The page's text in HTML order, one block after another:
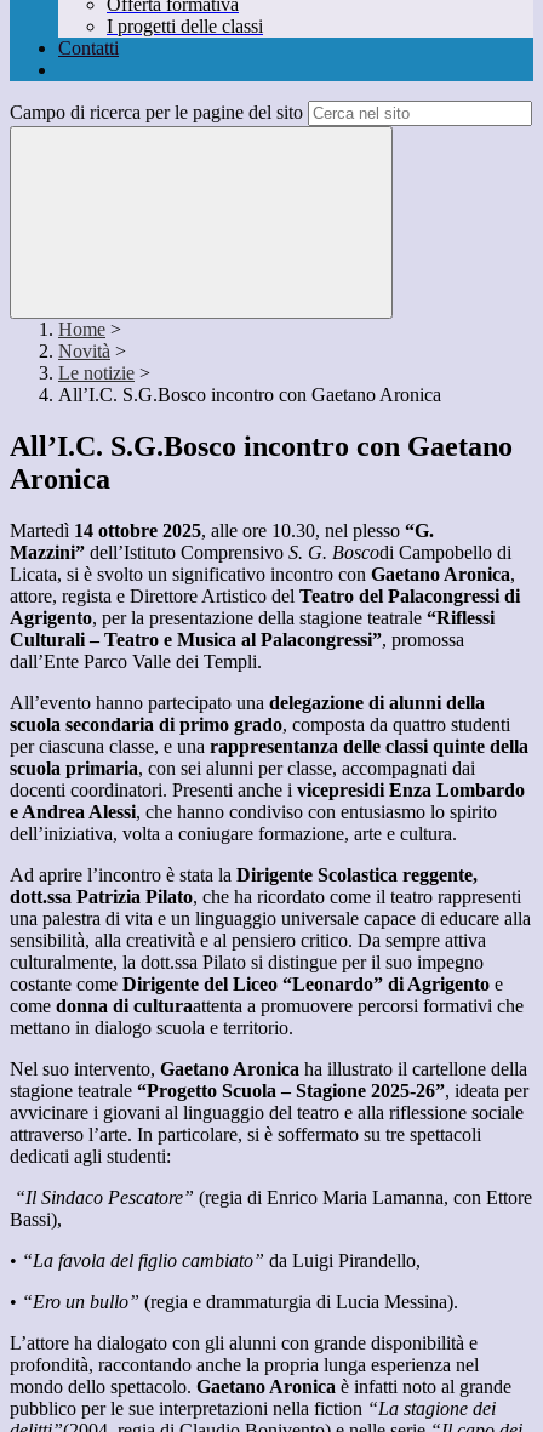
Offerta formativa
I progetti delle classi
Contatti
Campo di ricerca per le pagine del sito
Home >
Novità >
Le notizie >
All’I.C. S.G.Bosco incontro con Gaetano Aronica
All’I.C. S.G.Bosco incontro con Gaetano
Aronica
Martedì 14 ottobre 2025, alle ore 10.30, nel plesso “G.
Mazzini” dell’Istituto Comprensivo S. G. Boscodi Campobello di
Licata, si è svolto un significativo incontro con Gaetano Aronica,
attore, regista e Direttore Artistico del Teatro del Palacongressi di
Agrigento, per la presentazione della stagione teatrale “Riflessi
Culturali – Teatro e Musica al Palacongressi”, promossa
dall’Ente Parco Valle dei Templi.
All’evento hanno partecipato una delegazione di alunni della
scuola secondaria di primo grado, composta da quattro studenti
per ciascuna classe, e una rappresentanza delle classi quinte della
scuola primaria, con sei alunni per classe, accompagnati dai
docenti coordinatori. Presenti anche i vicepresidi Enza Lombardo
e Andrea Alessi, che hanno condiviso con entusiasmo lo spirito
dell’iniziativa, volta a coniugare formazione, arte e cultura.
Ad aprire l’incontro è stata la Dirigente Scolastica reggente,
dott.ssa Patrizia Pilato, che ha ricordato come il teatro rappresenti
una palestra di vita e un linguaggio universale capace di educare alla
sensibilità, alla creatività e al pensiero critico. Da sempre attiva
culturalmente, la dott.ssa Pilato si distingue per il suo impegno
costante come Dirigente del Liceo “Leonardo” di Agrigento e
come donna di culturaattenta a promuovere percorsi formativi che
mettano in dialogo scuola e territorio.
Nel suo intervento, Gaetano Aronica ha illustrato il cartellone della
stagione teatrale “Progetto Scuola – Stagione 2025-26”, ideata per
avvicinare i giovani al linguaggio del teatro e alla riflessione sociale
attraverso l’arte. In particolare, si è soffermato su tre spettacoli
dedicati agli studenti:
“Il Sindaco Pescatore” (regia di Enrico Maria Lamanna, con Ettore
Bassi),
• “La favola del figlio cambiato” da Luigi Pirandello,
• “Ero un bullo” (regia e drammaturgia di Lucia Messina).
L’attore ha dialogato con gli alunni con grande disponibilità e
profondità, raccontando anche la propria lunga esperienza nel
mondo dello spettacolo. Gaetano Aronica è infatti noto al grande
pubblico per le sue interpretazioni nella fiction “La stagione dei